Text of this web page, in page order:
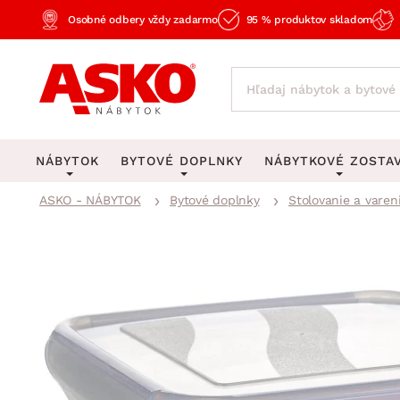
Osobné odbery vždy zadarmo 95 % produktov skladom
NÁBYTOK
Spálňa
Pracovňa a kancelária
BYTOVÉ DOPLNKY
Kúpeľňové predložky
Zobrazit vše
Lustre a závesné
Stojacie lampy
Zobrazit vše
NÁBYTKOVÉ
Kuchynské
Detské zostavy
Predsieňové
ASKO - NÁBYTOK Bytové doplnky Stolovanie a